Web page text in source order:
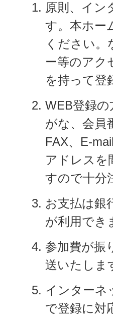
原則、イン
す。本ホー
ください
ー等のアク
を持って登
WEB登録
がな、会員
FAX、E-
アドレスを
すので十分
お支払は銀
が利用でき
参加費が振
送いたしま
インターネ
で登録に対